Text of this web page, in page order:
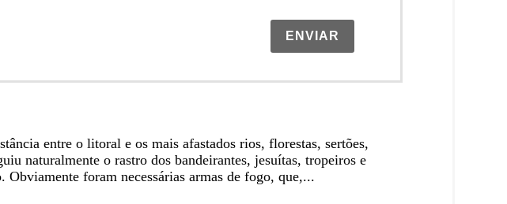
ENVIAR
entre o litoral e os mais afastados rios, florestas, sertões,
naturalmente o rastro dos bandeirantes, jesuítas, tropeiros e
Obviamente foram necessárias armas de fogo, que,...